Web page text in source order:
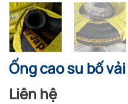
Ống cao su bố
Liên hệ